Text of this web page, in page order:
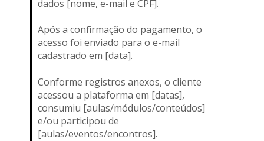
dados [nome, e-mail e CPF].
Após a confirmação do pagamento, o
acesso foi enviado para o e-mail
cadastrado em [data].
Conforme registros anexos, o cliente
acessou a plataforma em [datas],
consumiu [aulas/módulos/conteúdos]
e/ou participou de
[aulas/eventos/encontros].